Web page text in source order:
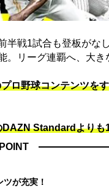
戦1試合も登板がな
リーグ連覇へ、大き
ロ野球コンテンツを
DAZN Standard​よりも
POINT
が充実！